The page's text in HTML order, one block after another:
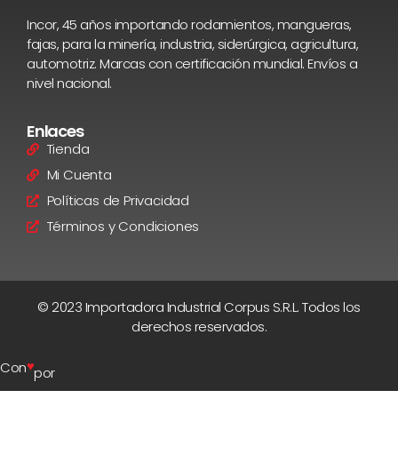
Incor, 45 años importando rodamientos, mangueras,
fajas, para la minería, industria, siderúrgica, agricultura,
automotriz. Marcas con certificación mundial. Envíos a
nivel nacional.
Enlaces
Tienda
Mi Cuenta
Políticas de Privacidad
Términos y Condiciones
© 2023 Importadora Industrial Corpus S.R.L. Todos los
derechos reservados.
Con♥por